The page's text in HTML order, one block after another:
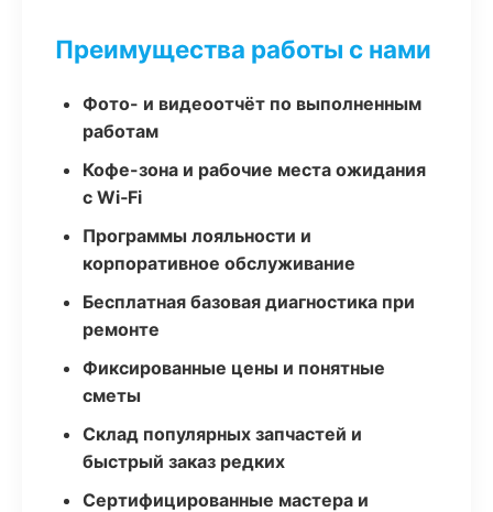
Преимущества работы с нами
Фото- и видеоотчёт по выполненным
работам
Кофе-зона и рабочие места ожидания
с Wi‑Fi
Программы лояльности и
корпоративное обслуживание
Бесплатная базовая диагностика при
ремонте
Фиксированные цены и понятные
сметы
Склад популярных запчастей и
быстрый заказ редких
Сертифицированные мастера и